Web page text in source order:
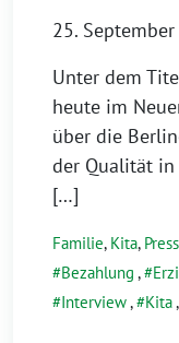
25.
Unter dem
heute im
über die
der Qualität in
[…]
Familie, Kita,
Bezahlung ,
Interview, Kita,